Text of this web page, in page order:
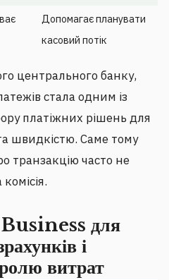
Допомагає планувати
касовий потік
центрального банку,
стала одним із
платіжних рішень для
швидкістю. Саме тому
транзакцію часто не
для
і
витрат